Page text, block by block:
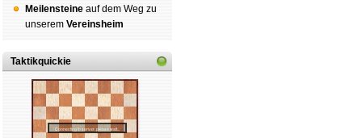
Mei­len­stei­ne auf dem Weg zu
un­se­rem Ver­eins­heim
Taktikquickie